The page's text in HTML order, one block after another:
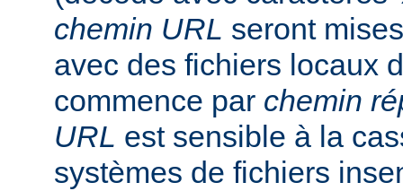
chemin URL seront
avec des fichiers locaux
commence par chemin
URL est sensible à la
systèmes de fichiers